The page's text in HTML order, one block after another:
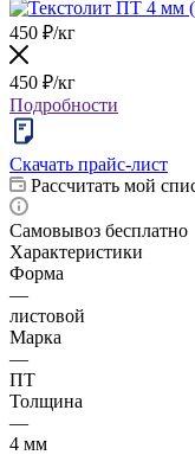
450 ₽/кг
450 ₽/кг
Подробности
Скачать прайс-лист
Рассчитать мой
Самовывоз бесплатно
Характеристики
Форма
—
листовой
Марка
—
ПТ
Толщина
—
4 мм